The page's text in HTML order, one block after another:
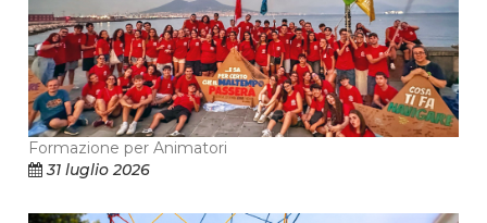
Formazione per Animatori
31 luglio 2026